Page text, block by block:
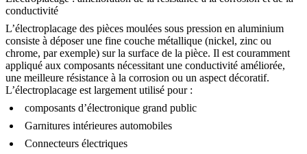
conductivité
L’électroplacage des pièces moulées sous pression en aluminium
consiste à déposer une fine couche métallique (nickel, zinc ou
chrome, par exemple) sur la surface de la pièce. Il est couramment
appliqué aux composants nécessitant une conductivité améliorée,
une meilleure résistance à la corrosion ou un aspect décoratif.
L’électroplacage est largement utilisé pour :
composants d’électronique grand public
Garnitures intérieures automobiles
Connecteurs électriques